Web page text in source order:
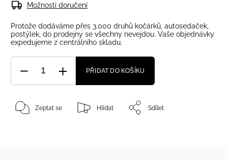
Možnosti doručení
Protože dodáváme přes 3.000 druhů kočárků, autosedaček,
postýlek, do prodejny se všechny nevejdou. Vaše objednávky
expedujeme z centrálního skladu.
PŘIDAT DO KOŠÍKU
Zeptat se Hlídat Sdílet